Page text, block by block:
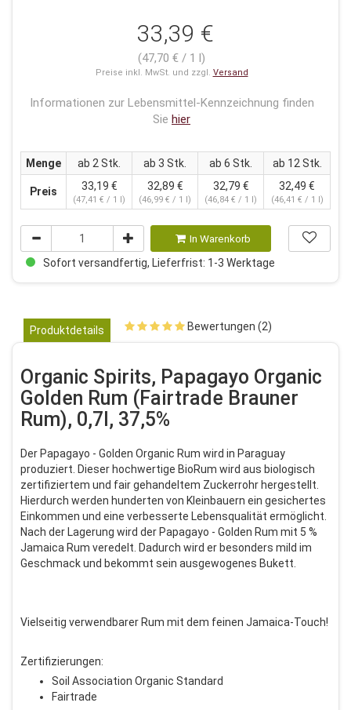
33,39 €
(47,70 € / 1 l)
Preise inkl. MwSt. und zzgl. Versand
Informationen zur Lebensmittel-Kennzeichnung finden
Sie hier
Menge ab 2 Stk. ab 3 Stk. ab 6 Stk. ab 12 Stk.
Preis 33,19 €
(47,41 € / 1 l)
32,89 €
(46,99 € / 1 l)
32,79 €
(46,84 € / 1 l)
32,49 €
(46,41 € / 1 l)
In Warenkorb
Sofort versandfertig, Lieferfrist: 1-3 Werktage
Produktdetails Bewertungen (2)
Organic Spirits, Papagayo Organic
Golden Rum (Fairtrade Brauner
Rum), 0,7l, 37,5%
Der Papagayo - Golden Organic Rum wird in Paraguay
produziert. Dieser hochwertige BioRum wird aus biologisch
zertifiziertem und fair gehandeltem Zuckerrohr hergestellt.
Hierdurch werden hunderten von Kleinbauern ein gesichertes
Einkommen und eine verbesserte Lebensqualität ermöglicht.
Nach der Lagerung wird der Papagayo - Golden Rum mit 5 %
Jamaica Rum veredelt. Dadurch wird er besonders mild im
Geschmack und bekommt sein ausgewogenes Bukett.
Vielseitig verwendbarer Rum mit dem feinen Jamaica-Touch!
Zertifizierungen:
Soil Association Organic Standard
Fairtrade